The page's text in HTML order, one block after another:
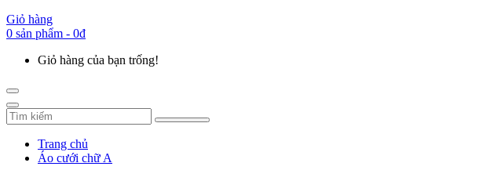
Giỏ hàng
0 sản phẩm - 0đ
Giỏ hàng của bạn trống!
Trang chủ
Áo cưới chữ A